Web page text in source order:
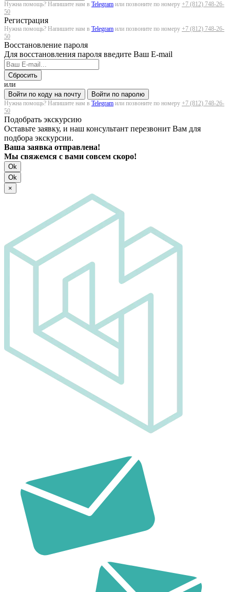
Нужна помощь? Напишите нам в Telegram или позвоните по номеру +7 (812) 748-26-
50
Регистрация
Нужна помощь? Напишите нам в Telegram или позвоните по номеру +7 (812) 748-26-
50
Восстановление пароля
Для восстановления пароля введите Ваш E-mail
Сбросить
или
Войти по коду на почту
Войти по паролю
Нужна помощь? Напишите нам в Telegram или позвоните по номеру +7 (812) 748-26-
50
Подобрать экскурсию
Оставьте заявку, и наш консультант перезвонит Вам для
подбора экскурсии.
Ваша заявка отправлена!
Мы свяжемся с вами совсем скоро!
Ok
Ok
×